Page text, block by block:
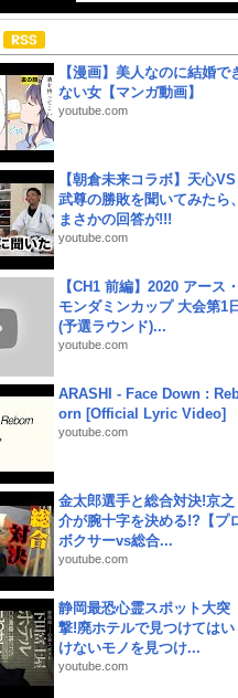
【漫画】美人なのに結婚で
ない女【マンガ動画】
youtube.com
【朝倉未来コラボ】天心VS
武尊の勝敗を聞いてみたら、
まさかの回答が!!!
youtube.com
【CH1 前編】2020 アース・
モンダミンカップ 大会第1日
(予選ラウンド)...
youtube.com
ARASHI - Face Down :
orn [Official Lyric Video]
youtube.com
金太郎選手と総合対決!京之
介が腕十字を決める!?【プ
ボクサーvs総合...
youtube.com
静岡最恐心霊スポット大突
撃!廃ホテルで見つけてはい
けないモノを見つけ...
youtube.com